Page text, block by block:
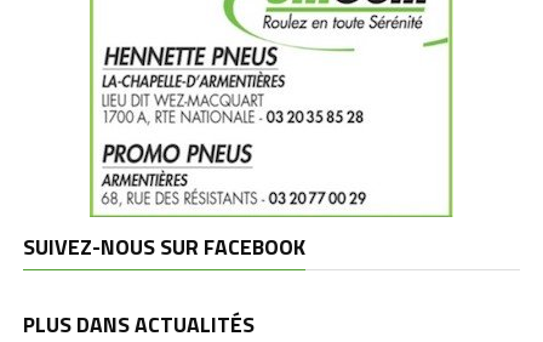
SUIVEZ-NOUS SUR FACEBOOK
PLUS DANS ACTUALITÉS